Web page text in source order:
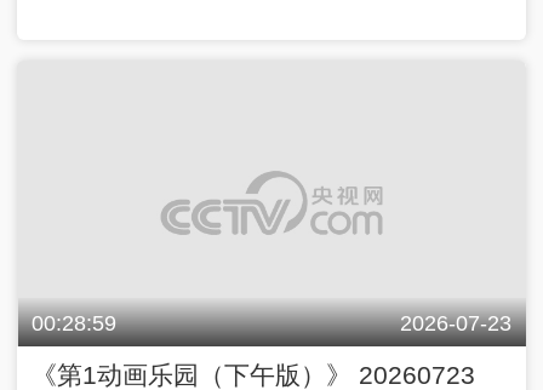
00:28:59 2026-07-23
《第1动画乐园（下午版）》 20260723